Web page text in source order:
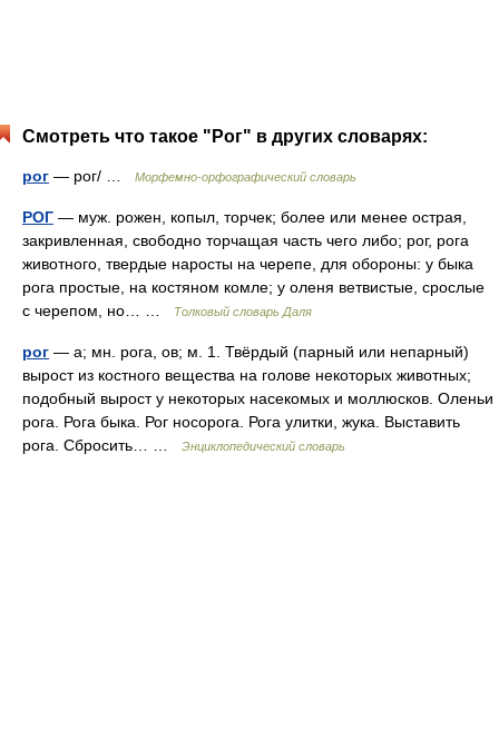
Смотреть что такое "Рог" в других словарях:
рог — рог/ … Морфемно-орфографический словарь
РОГ — муж. рожен, копыл, торчек; более или менее острая,
закривленная, свободно торчащая часть чего либо; рог, рога
животного, твердые наросты на черепе, для обороны: у быка
рога простые, на костяном комле; у оленя ветвистые, срослые
с черепом, но… …
Толковый словарь Даля
рог — а; мн. рога, ов; м. 1. Твёрдый (парный или непарный)
вырост из костного вещества на голове некоторых животных;
подобный вырост у некоторых насекомых и моллюсков. Оленьи
рога. Рога быка. Рог носорога. Рога улитки, жука. Выставить
рога. Сбросить… …
Энциклопедический словарь